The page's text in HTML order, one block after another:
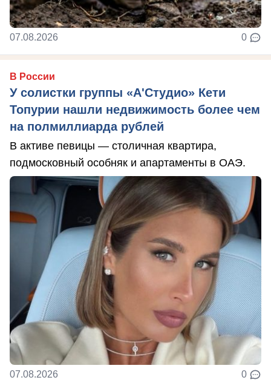
07.08.2026 0
В России
У солистки группы «А'Студио» Кети
Топурии нашли недвижимость более чем
на полмиллиарда рублей
В активе певицы — столичная квартира,
подмосковный особняк и апартаменты в ОАЭ.
07.08.2026 0